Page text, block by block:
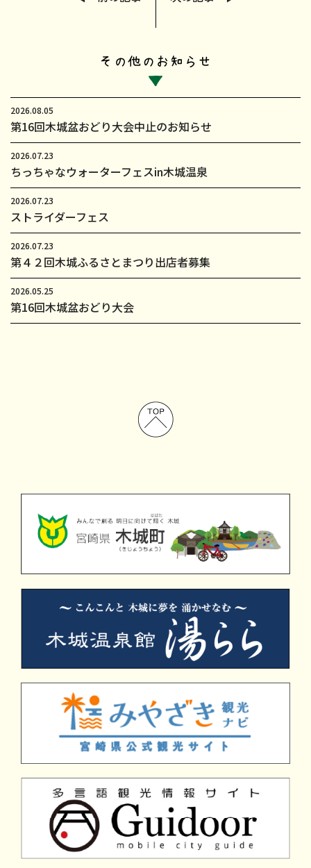
2026.08.05
第16回木城盆おどり大会中止のお知らせ
2026.07.23
ちっちゃなウォーターフェスin木城温泉
2026.07.23
ストライダーフェス
2026.07.23
第４２回木城ふるさとまつり出店者募集
2026.05.25
第16回木城盆おどり大会